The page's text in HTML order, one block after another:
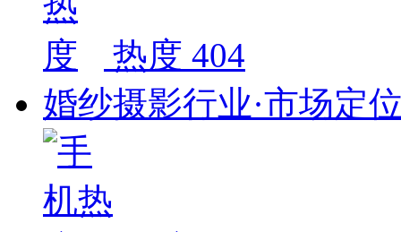
热度 404
婚纱摄影行业·市场定